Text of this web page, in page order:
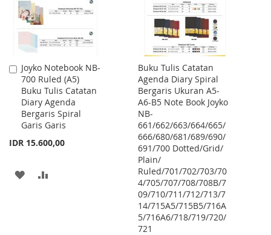
Joyko Notebook NB-
700 Ruled (A5)
Buku Tulis Catatan
Diary Agenda
Bergaris Spiral
Garis Garis
IDR 15.600,00
Add
to
Cart
ADD
Buku Tulis Catatan
Agenda Diary Spiral
Bergaris Ukuran A5-
A6-B5 Note Book Joyko
NB-
661/662/663/664/665/
666/680/681/689/690/
691/700 Dotted/Grid/
Plain/
Ruled/701/702/703/70
4/705/707/708/708B/7
09/710/711/712/713/7
14/715A5/715B5/716A
5/716A6/718/719/720/
721